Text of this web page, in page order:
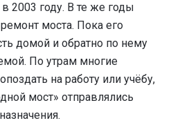
2003 году. В те же годы
моста. Пока его
домой и обратно по нему
По утрам многие
на работу или учёбу,
мост» отправлялись